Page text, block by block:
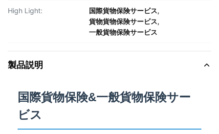
High Light: 国際貨物保険サービス,
貨物貨物保険サービス,
一般貨物保険サービス
製品説明
国際貨物保険&一般貨物保険サー
ビス